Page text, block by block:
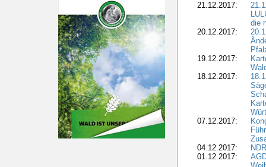
21.12.2017:
die
20.12.2017:
19.12.2017:
18.12.2017:
07.12.2017:
04.12.2017:
01.12.2017: